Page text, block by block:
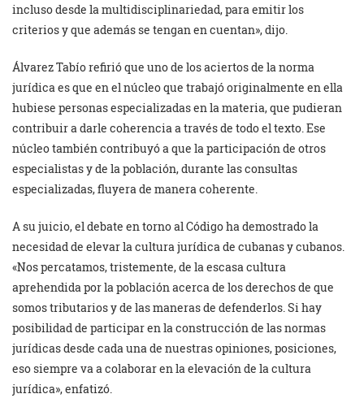
incluso desde la multidisciplinariedad, para emitir los
criterios y que además se tengan en cuentan», dijo.
Álvarez Tabío refirió que uno de los aciertos de la norma
jurídica es que en el núcleo que trabajó originalmente en ella
hubiese personas especializadas en la materia, que pudieran
contribuir a darle coherencia a través de todo el texto. Ese
núcleo también contribuyó a que la participación de otros
especialistas y de la población, durante las consultas
especializadas, fluyera de manera coherente.
A su juicio, el debate en torno al Código ha demostrado la
necesidad de elevar la cultura jurídica de cubanas y cubanos.
«Nos percatamos, tristemente, de la escasa cultura
aprehendida por la población acerca de los derechos de que
somos tributarios y de las maneras de defenderlos. Si hay
posibilidad de participar en la construcción de las normas
jurídicas desde cada una de nuestras opiniones, posiciones,
eso siempre va a colaborar en la elevación de la cultura
jurídica», enfatizó.